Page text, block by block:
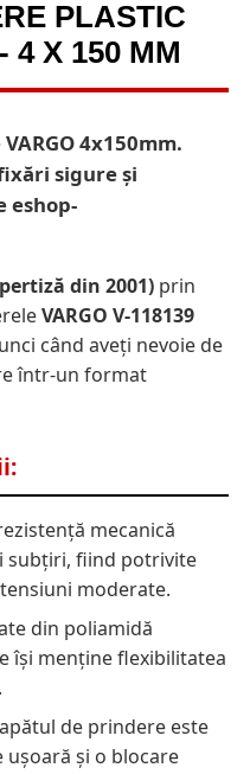
PLASTIC
4 X 150 MM
4x150mm.
sigure și
eshop-
din 2001) prin
VARGO V-118139
când aveți nevoie de
într-un format
mecanică
subțiri, fiind potrivite
moderate.
din poliamidă
își menține flexibilitatea
de prindere este
și o blocare